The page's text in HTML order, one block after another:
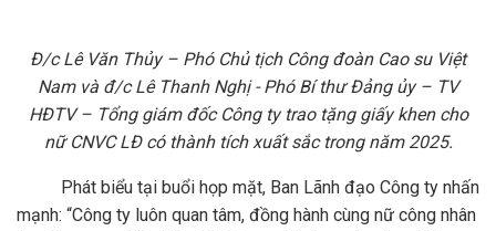
Đ/c Lê Văn Thủy – Phó Chủ tịch Công đoàn Cao su Việt
Nam và đ/c Lê Thanh Nghị - Phó Bí thư Đảng ủy – TV
HĐTV – Tổng giám đốc Công ty trao tặng giấy khen cho
nữ CNVC LĐ có thành tích xuất sắc trong năm 2025.
Phát biểu tại buổi họp mặt, Ban Lãnh đạo Công ty nhấn
mạnh: “Công ty luôn quan tâm, đồng hành cùng nữ công nhân